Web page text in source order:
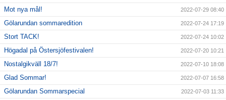
Mot nya mål! 2022-07-29 08:40
Gölarundan sommaredition 2022-07-24 17:19
Stort TACK! 2022-07-24 10:02
Högadal på Östersjöfestivalen! 2022-07-20 10:21
Nostalgikväll 18/7! 2022-07-10 18:08
Glad Sommar! 2022-07-07 16:58
Gölarundan Sommarspecial 2022-07-03 11:33